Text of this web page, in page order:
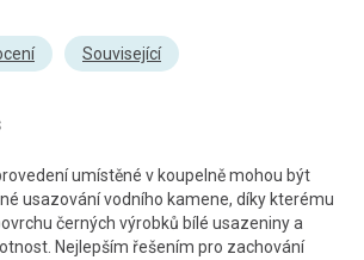
Související
umístěné v koupelně mohou být
usazování vodního kamene, díky kterému
černých výrobků bílé usazeniny a
Nejlepším řešením pro zachování